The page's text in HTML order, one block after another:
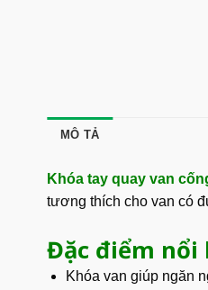
MÔ TẢ
Khóa tay quay van
tương thích cho van có
Đặc điểm nổi
Khóa van giúp ngăn